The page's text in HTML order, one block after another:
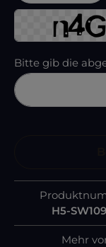
Bitte gib die
H5-
Mehr